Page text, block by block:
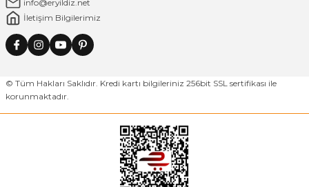
info@eryildiz.net
İletişim Bilgilerimiz
© Tüm Hakları Saklıdır. Kredi kartı bilgileriniz 256bit SSL sertifikası ile
korunmaktadır.